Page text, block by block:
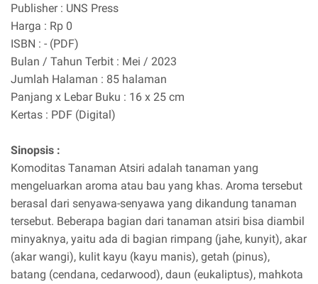
Publisher : UNS Press
Harga : Rp 0
ISBN : - (PDF)
Bulan / Tahun Terbit : Mei / 2023
Jumlah Halaman : 85 halaman
Panjang x Lebar Buku : 16 x 25 cm
Kertas : PDF (Digital)
Sinopsis :
Komoditas Tanaman Atsiri adalah tanaman yang
mengeluarkan aroma atau bau yang khas. Aroma tersebut
berasal dari senyawa-senyawa yang dikandung tanaman
tersebut. Beberapa bagian dari tanaman atsiri bisa diambil
minyaknya, yaitu ada di bagian rimpang (jahe, kunyit), akar
(akar wangi), kulit kayu (kayu manis), getah (pinus),
batang (cendana, cedarwood), daun (eukaliptus), mahkota